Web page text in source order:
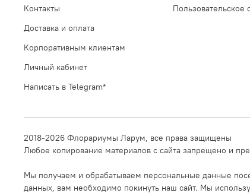
Контакты
Доставка и оплата
Корпоративным клиентам
Личный кабинет
Написать в Telegram*
Пользовательское
2018-2026 Флорариумы Ларум, все права защищены
Любое копирование материалов с сайта запрещено и
Мы получаем и обрабатываем персональные данные
данных, вам необходимо покинуть наш сайт. Мы